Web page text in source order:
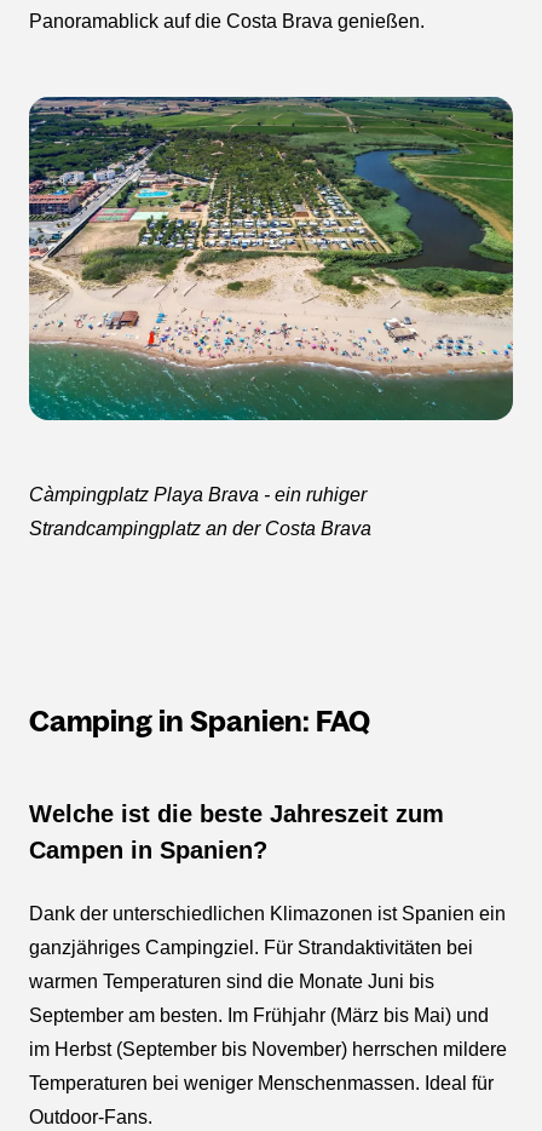
Panoramablick auf die Costa Brava genießen.
Càmpingplatz Playa Brava - ein ruhiger
Strandcampingplatz an der Costa Brava
Camping in Spanien: FAQ
Welche ist die beste Jahreszeit zum
Campen in Spanien?
Dank der unterschiedlichen Klimazonen ist Spanien ein
ganzjähriges Campingziel. Für Strandaktivitäten bei
warmen Temperaturen sind die Monate Juni bis
September am besten. Im Frühjahr (März bis Mai) und
im Herbst (September bis November) herrschen mildere
Temperaturen bei weniger Menschenmassen. Ideal für
Outdoor-Fans.